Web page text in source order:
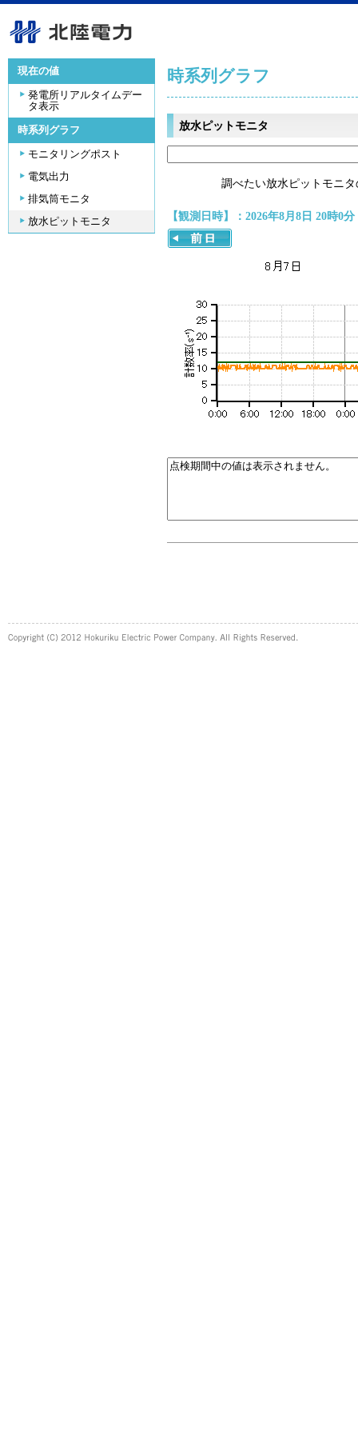
現在の値
発電所リアルタイムデー
タ表示
時系列グラフ
モニタリングポスト
電気出力
排気筒モニタ
放水ピットモニタ
時系列グラフ
放水ピットモニタ
調べたい放水ピットモニ
【観測日時】：2026年8月8日 20時0分